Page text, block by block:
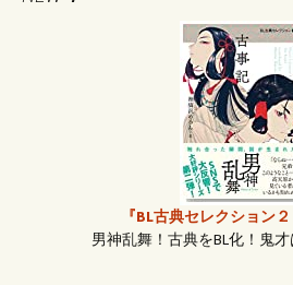
『BL古典セレクション
男神乱舞！古典をBL化！鬼